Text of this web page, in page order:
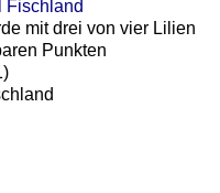
Fischland
mit drei von vier Lilien
Punkten